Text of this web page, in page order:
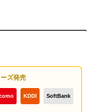
ズ発売
KDDI SoftBank